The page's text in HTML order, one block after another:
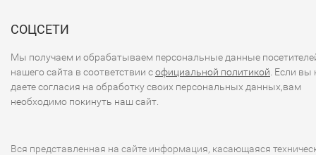
СОЦСЕТИ
Мы получаем и обрабатываем персональные данные
нашего сайта в соответствии софициальной политикой . Если вы
даете согласия на обработку своих персональных данных,вам
необходимо покинуть наш сайт.
Вся представленная на сайте информация, касающаяся